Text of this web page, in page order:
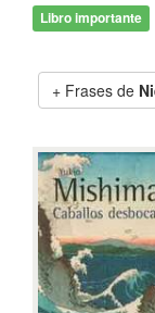
Libro importante
Frases de